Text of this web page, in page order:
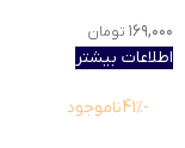
۱۶۹,۰۰۰ تومان
اطلاعات بیشتر
-41% ناموجود